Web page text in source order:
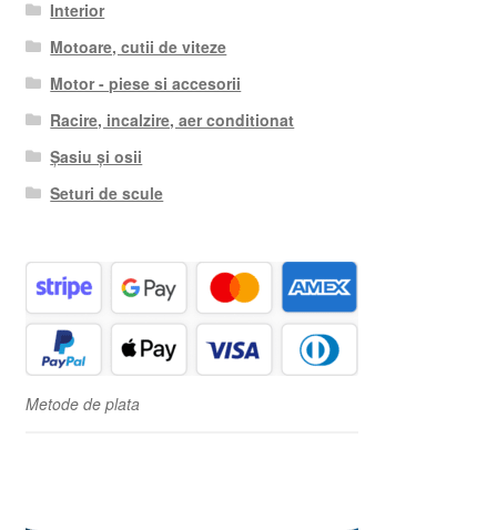
Interior
Motoare, cutii de viteze
Motor - piese si accesorii
Racire, incalzire, aer conditionat
Șasiu și osii
Seturi de scule
Metode de plata